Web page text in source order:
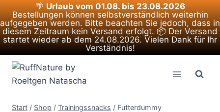
🌴Urlaub vom 01.08. bis 23.08.2026
Bestellungen können selbstverständlich weiterhin
aufgegeben werden. Bitte beachten Sie jedoch, dass in
diesem Zeitraum kein Versand erfolgt. 📦 Der Versand
startet wieder ab dem 24.08.2026. Vielen Dank für Ihr
Verständnis!
Zum
springen
Start / Shop / Trainingssnacks / Futterdummy